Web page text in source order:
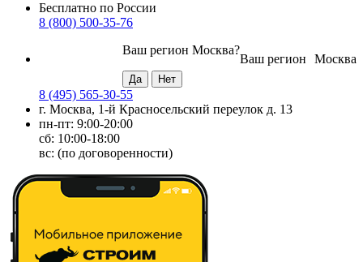
Бесплатно по России
8 (800) 500-35-76
Москва
Ваш регион
Ваш регион Москва?
8 (495) 565-30-55
г. Москва, 1-й Красносельский переулок д. 13
пн-пт: 9:00-20:00
сб: 10:00-18:00
вс: (по договоренности)